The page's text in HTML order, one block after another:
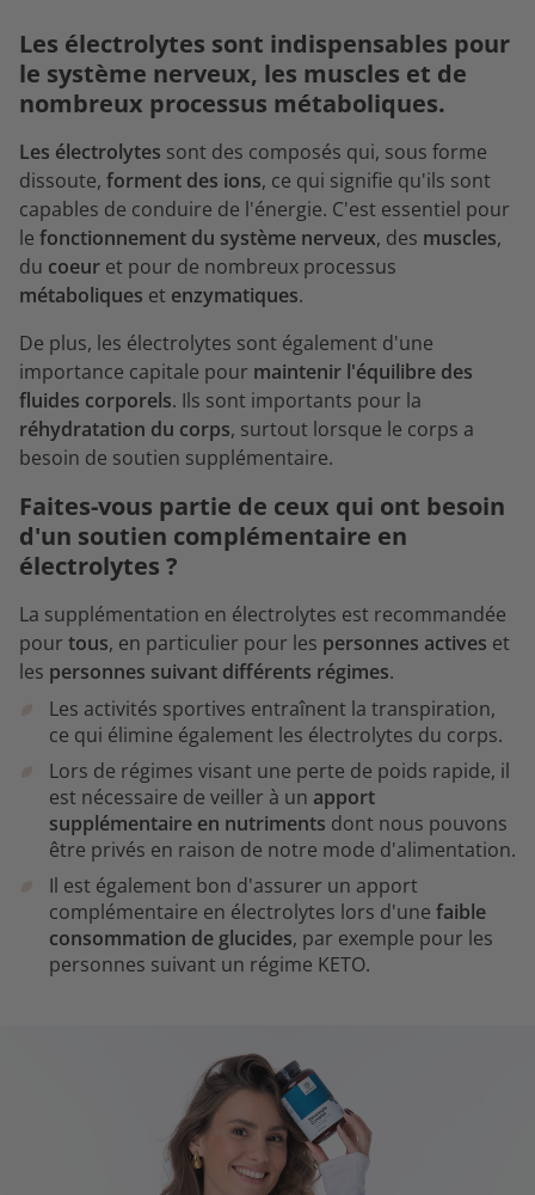
Les électrolytes sont indispensables pour
le système nerveux, les muscles et de
nombreux processus métaboliques.
Les électrolytes sont des composés qui, sous forme
dissoute, forment des ions, ce qui signifie qu'ils sont
capables de conduire de l'énergie. C'est essentiel pour
le fonctionnement du système nerveux, des muscles,
du coeur et pour de nombreux processus
métaboliques et enzymatiques.
De plus, les électrolytes sont également d'une
importance capitale pour maintenir l'équilibre des
fluides corporels. Ils sont importants pour la
réhydratation du corps, surtout lorsque le corps a
besoin de soutien supplémentaire.
Faites-vous partie de ceux qui ont besoin
d'un soutien complémentaire en
électrolytes ?
La supplémentation en électrolytes est recommandée
pour tous, en particulier pour les personnes actives et
les personnes suivant différents régimes.
Les activités sportives entraînent la transpiration,
ce qui élimine également les électrolytes du corps.
Lors de régimes visant une perte de poids rapide, il
est nécessaire de veiller à un apport
supplémentaire en nutriments dont nous pouvons
être privés en raison de notre mode d'alimentation.
Il est également bon d'assurer un apport
complémentaire en électrolytes lors d'une faible
consommation de glucides, par exemple pour les
personnes suivant un régime KETO.